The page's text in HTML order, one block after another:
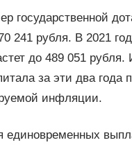
государственной
241 рубля. В 2021
до 489 051 рубля.
за эти два года
инфляции.
единовременных